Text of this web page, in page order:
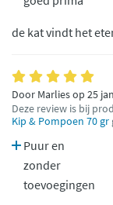
de kat vindt het
Door Marlies op 25
Deze review is bij
Kip & Pompoen 70 gr
Puur en
zonder
toevoegingen